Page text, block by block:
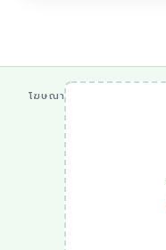
โฆษณา